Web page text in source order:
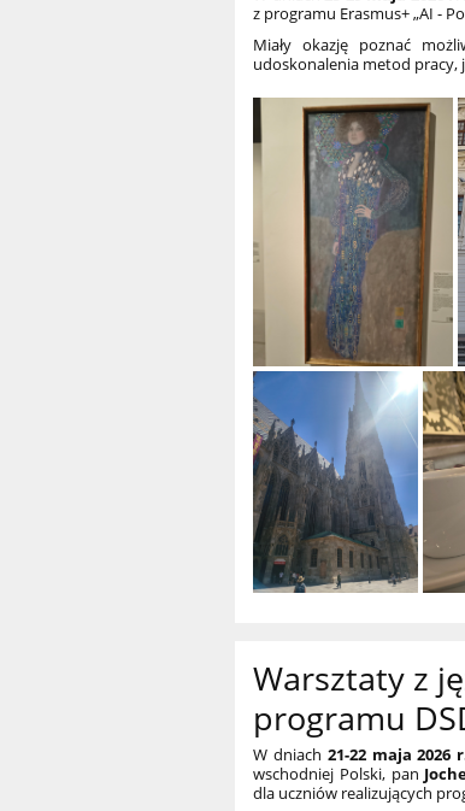
z programu Erasmus+ „AI -
Miały okazję poznać
udoskonalenia metod pracy,
Warsztaty z
programu
W dniach 21-22 maja 2026
wschodniej Polski, pan
dla uczniów realizujących